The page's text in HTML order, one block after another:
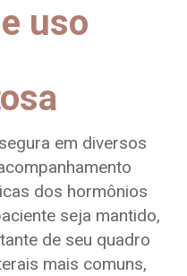
uso
em diversos
dos hormônios
seja mantido,
de seu quadro
mais comuns,